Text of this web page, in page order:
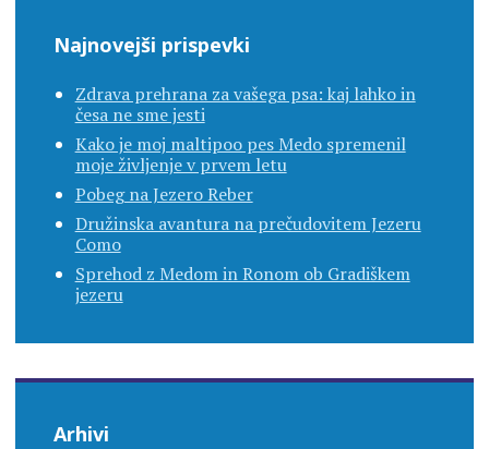
Najnovejši prispevki
Zdrava prehrana za vašega psa: kaj lahko in
česa ne sme jesti
Kako je moj maltipoo pes Medo spremenil
moje življenje v prvem letu
Pobeg na Jezero Reber
Družinska avantura na prečudovitem Jezeru
Como
Sprehod z Medom in Ronom ob Gradiškem
jezeru
Arhivi